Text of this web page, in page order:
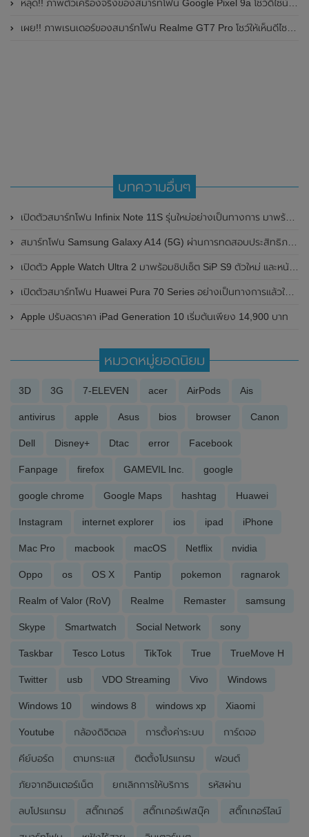
หลุด!! ภาพตัวเครื่องจริงของสมาร์ทโฟน Google Pixel 9a โชว์ดีไซน์ใหม่ กล้องหลังแบนราบ ไม่มีกรอบของกล้องแล้ว
เผย!! ภาพเรนเดอร์ของสมาร์ทโฟน Realme GT7 Pro โชว์ให้เห็นดีไซน์ใหม่ พร้อมเผยรายละเอียดสเปกที่สำคัญบางส่วน
บทความอื่นๆ
เปิดตัวสมาร์ทโฟน Infinix Note 11S รุ่นใหม่อย่างเป็นทางการ มาพร้อมแบตเตอรี่สุดทน 5,000mAh และรองรับการชาร์จไวที่ 33W ในราคาประหยัดเพียง 6,999 บาท
สมาร์ทโฟน Samsung Galaxy A14 (5G) ผ่านการทดสอบประสิทธิภาพบน Geekbench แล้ว มาพร้อมชิปเซ็ต MediaTek Dimensity 700 ลุ้นเปิดตัวในเร็วๆนี้
เปิดตัว Apple Watch Ultra 2 มาพร้อมชิปเซ็ต SiP S9 ตัวใหม่ และหน้าจอแสดงผล 3000nits สว่างที่สุดเท่าที่เคยมีมา
เปิดตัวสมาร์ทโฟน Huawei Pura 70 Series อย่างเป็นทางการแล้วในประเทศไทย ในราคาเริ่มต้น 29,990 บาท
Apple ปรับลดราคา iPad Generation 10 เริ่มต้นเพียง 14,900 บาท
หมวดหมู่ยอดนิยม
3D 3G 7-ELEVEN acer AirPods Ais
antivirus apple Asus bios browser Canon
Dell Disney+ Dtac error Facebook
Fanpage firefox GAMEVIL Inc. google
google chrome Google Maps hashtag Huawei
Instagram internet explorer ios ipad iPhone
Mac Pro macbook macOS Netflix nvidia
Oppo os OS X Pantip pokemon ragnarok
Realm of Valor (RoV) Realme Remaster samsung
Skype Smartwatch Social Network sony
Taskbar Tesco Lotus TikTok True TrueMove H
Twitter usb VDO Streaming Vivo Windows
Windows 10 windows 8 windows xp Xiaomi
Youtube กล้องดิจิตอล การตั้งค่าระบบ การ์ดจอ
คีย์บอร์ด ตามกระแส ติดตั้งโปรแกรม ฟอนต์
ภัยจากอินเตอร์เน็ต ยกเลิกการให้บริการ รหัสผ่าน
ลบโปรแกรม สติ๊กเกอร์ สติ๊กเกอร์เฟสบุ๊ค สติ๊กเกอร์ไลน์